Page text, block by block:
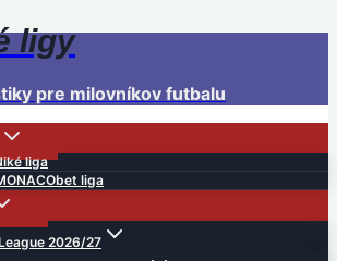
ligy
pre milovníkov futbalu
liga
liga
2026/27